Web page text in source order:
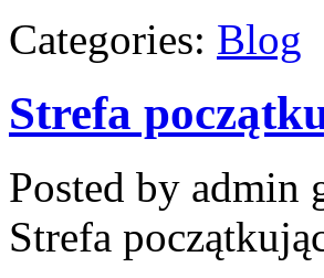
Categories: Blog
Strefa
Posted by admin
Strefa